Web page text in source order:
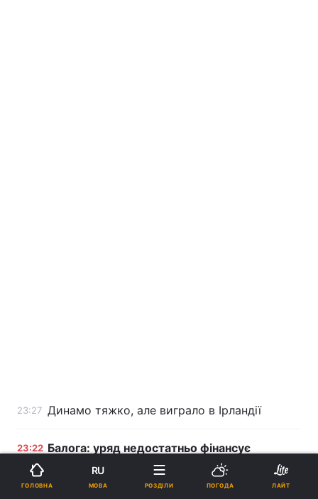
23:27 Динамо тяжко, але виграло в Ірландії
23:22 Балога: уряд недостатньо фінансує
соціальні програми
ГОЛОВНА
RU
МОВА РОЗДІЛИ ПОГОДА ЛАЙТ